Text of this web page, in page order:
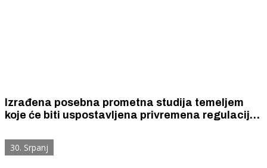
Izrađena posebna prometna studija temeljem
koje će biti uspostavljena privremena regulacija
Thompsonov koncert
30. Srpanj